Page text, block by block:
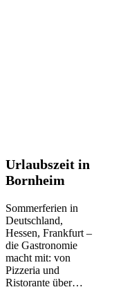
Urlaubszeit
in
Bornheim
Urlaubszeit in
Bornheim
Sommerferien in
Deutschland,
Hessen, Frankfurt –
die Gastronomie
macht mit: von
Pizzeria und
Ristorante über…